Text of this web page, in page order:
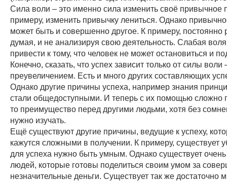
Сила воли – это именно сила изменить своё привычное
примеру, изменить привычку лениться. Однако
может быть и совершенно другое. К примеру, постоянно
думая, и не анализируя свою деятельность. Слабая
привести к тому, что человек не может остановиться и
Конечно, сказать, что успех зависит только от силы
преувеличением. Есть и много других составляющих
Однако другие причины успеха, например знания
стали общедоступными. И теперь с их помощью сложно
то преимущество перед другими людьми, хотя без
нужно изучать.
Ещё существуют другие причины, ведущие к успеху,
кажутся сложными в получении. К примеру, существует
для успеха нужно быть умным. Однако существует
людей, которые готовы поделиться своим умом за
незначительные деньги. Существует так же достаточно